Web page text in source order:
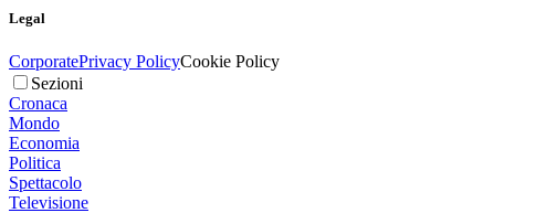
Legal
CorporatePrivacy PolicyCookie Policy
Sezioni
Cronaca
Mondo
Economia
Politica
Spettacolo
Televisione